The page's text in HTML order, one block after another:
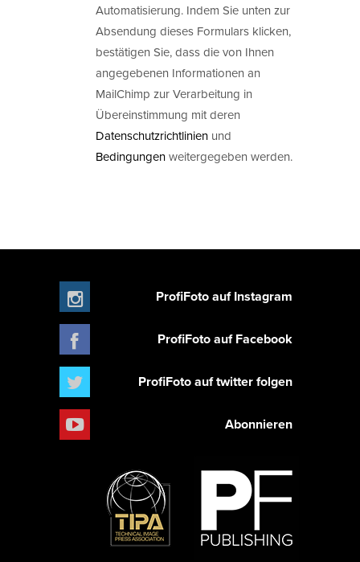
Automatisierung. Indem Sie unten zur
Absendung dieses Formulars klicken,
bestätigen Sie, dass die von Ihnen
angegebenen Informationen an
MailChimp zur Verarbeitung in
Übereinstimmung mit deren
Datenschutzrichtlinien und
Bedingungenweitergegeben werden.
ProfiFoto auf Instagram
ProfiFoto auf Facebook
ProfiFoto auf twitter folgen
Abonnieren